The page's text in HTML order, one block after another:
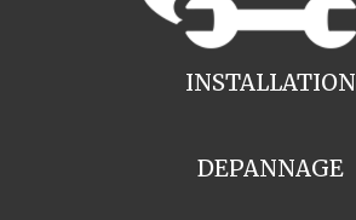
INSTALLATION
DEPANNAGE